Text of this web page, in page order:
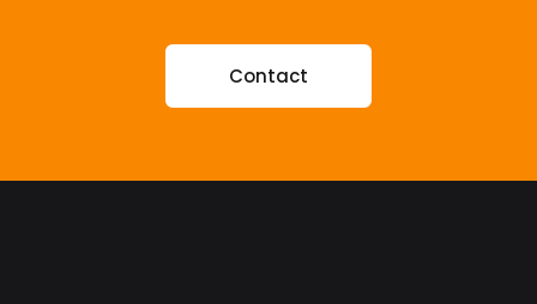
Contact